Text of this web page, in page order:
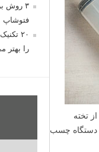
تخته
دستگاه چسب
۳ روش
فتوشاپ
۲۰
را بهتر